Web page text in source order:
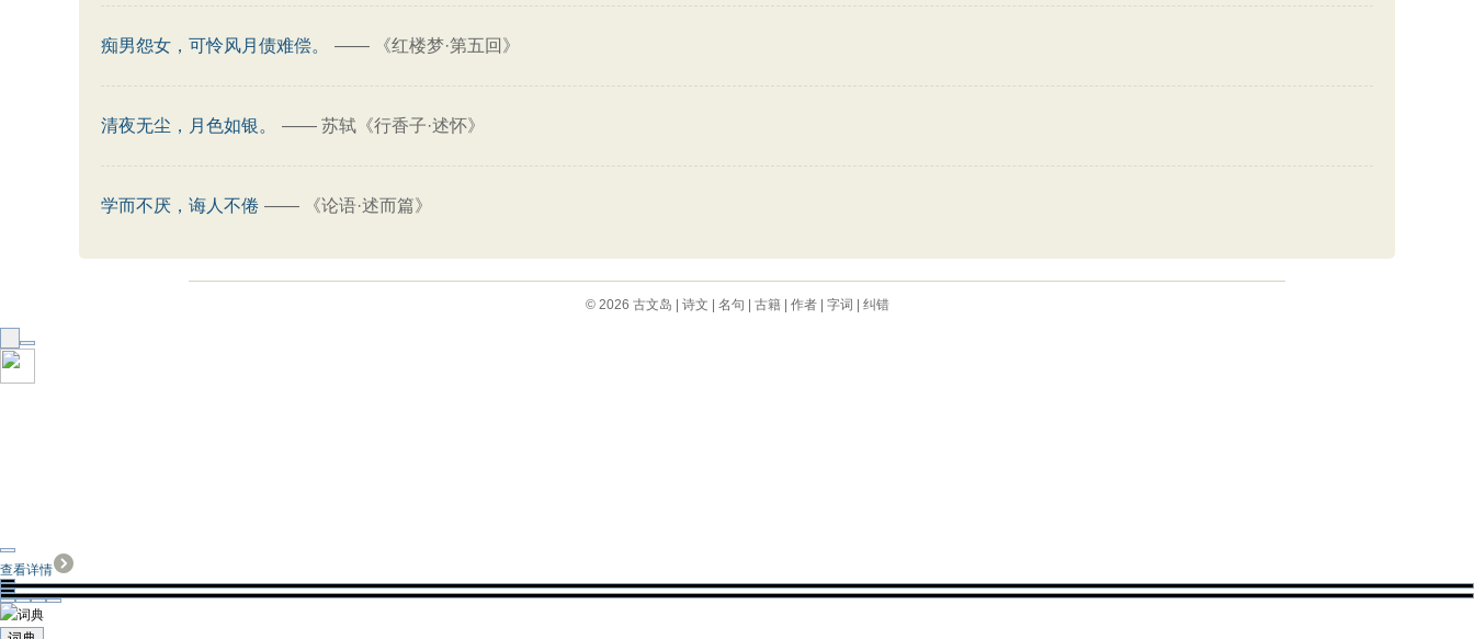
痴男怨女，可怜风月债难偿。 —— 《红楼梦·第五回》
清夜无尘，月色如银。 —— 苏轼《行香子·述怀》
学而不厌，诲人不倦 —— 《论语·述而篇》
© 2026 古文岛 诗文 名句 古籍| 作者| 字词 纠错
查看详情